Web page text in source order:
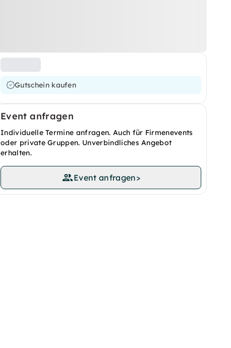
Gutschein kaufen
Event anfragen
Individuelle Termine anfragen. Auch für Firmenevents
oder private Gruppen. Unverbindliches Angebot
erhalten.
Event anfragen>